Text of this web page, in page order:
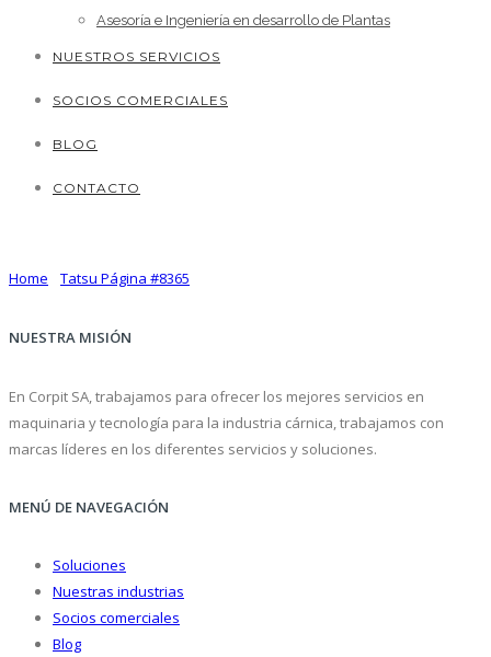
Asesoría e Ingeniería en desarrollo de Plantas
NUESTROS SERVICIOS
SOCIOS COMERCIALES
BLOG
CONTACTO
Home Tatsu Página #8365
NUESTRA MISIÓN
En Corpit SA, trabajamos para ofrecer los mejores servicios en
maquinaria y tecnología para la industria cárnica, trabajamos con
marcas líderes en los diferentes servicios y soluciones.
MENÚ DE NAVEGACIÓN
Soluciones
Nuestras industrias
Socios comerciales
Blog